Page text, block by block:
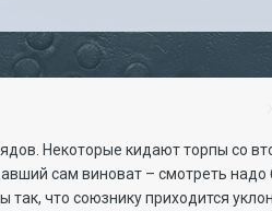
Некоторые кидают торпы со
сам виноват – смотреть надо
что союзнику приходится